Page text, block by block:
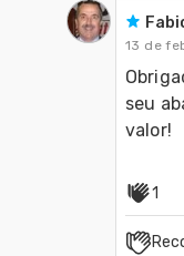
13 de
seu
valor!
1